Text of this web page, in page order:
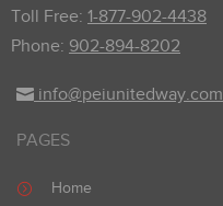
Toll Free: 1-877-902-4438
Phone: 902-894-8202
info@peiunitedway.com
PAGES
Home